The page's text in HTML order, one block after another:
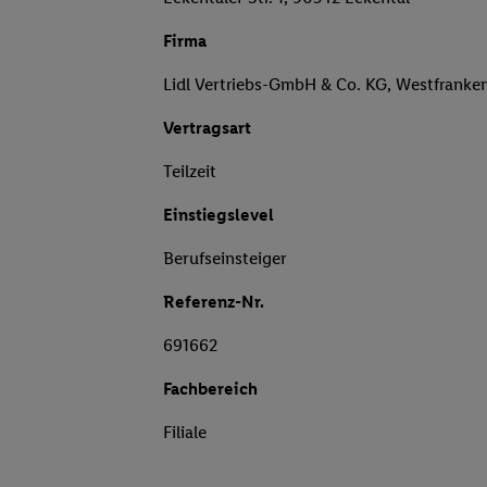
Firma
Lidl Vertriebs-GmbH & Co. KG,
Vertragsart
Teilzeit
Einstiegslevel
Berufseinsteiger
Referenz-Nr.
691662
Fachbereich
Filiale